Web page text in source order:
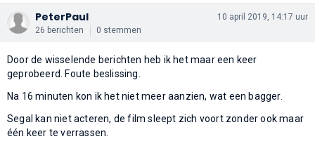
PeterPaul
26 berichten 0 stemmen
10 april 2019, 14:17 uur
Door de wisselende berichten heb ik het maar een keer
geprobeerd. Foute beslissing.
Na 16 minuten kon ik het niet meer aanzien, wat een bagger.
Segal kan niet acteren, de film sleept zich voort zonder ook maar
één keer te verrassen.